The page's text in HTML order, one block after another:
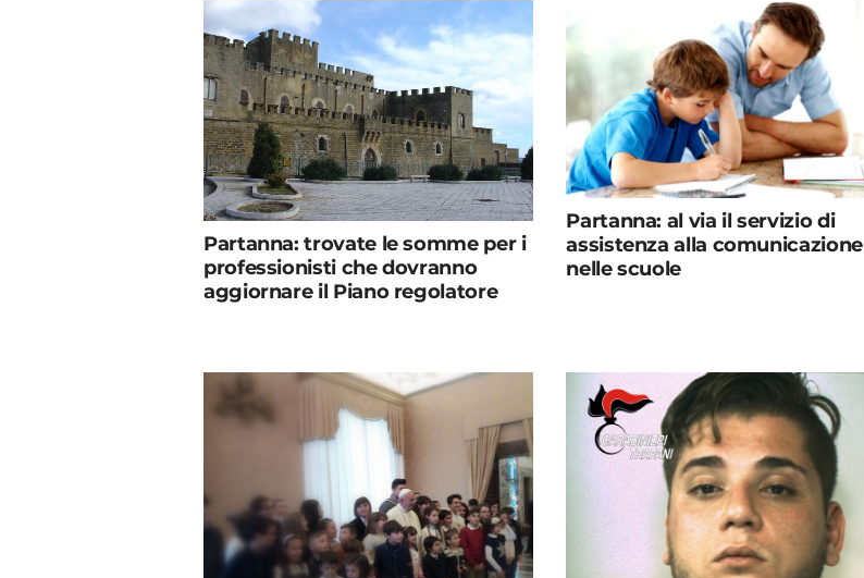
Partanna: trovate le somme per i
professionisti che dovranno
aggiornare il Piano regolatore
Partanna: al via il servizio di
assistenza alla comunicazione
nelle scuole